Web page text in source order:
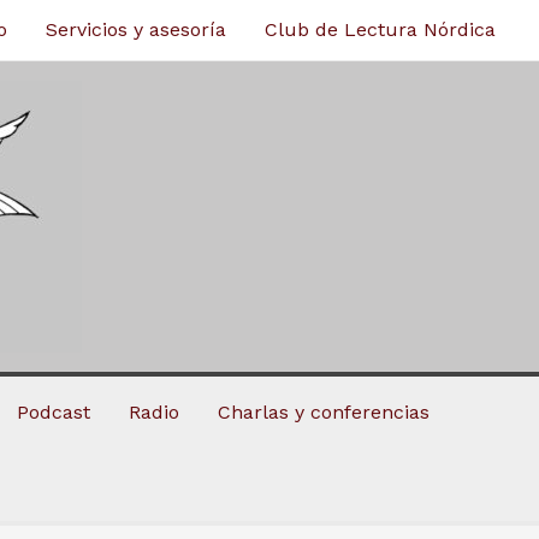
Servicios y asesoría Club de Lectura Nórdica
Podcast Radio Charlas y conferencias